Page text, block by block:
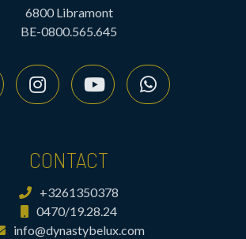
6800 Libramont
BE-0800.565.645
CONTACT
+3261350378
0470/19.28.24
info@dynastybelux.com